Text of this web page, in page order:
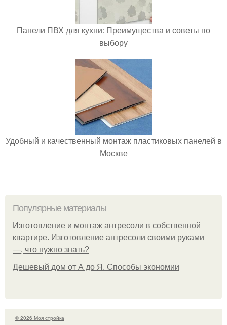
Панели ПВХ для кухни: Преимущества и советы по
выбору
Удобный и качественный монтаж пластиковых панелей в
Москве
Популярные материалы
Изготовление и монтаж антресоли в собственной
квартире. Изготовление антресоли своими руками
—, что нужно знать?
Дешевый дом от А до Я. Способы экономии
© 2026 Моя стройка